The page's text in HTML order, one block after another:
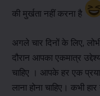
की मुर्खता नहीं करना है
अगले चार दिनों के लिए,
दौरान आपका एकमात्र
चाहिए । आपके हर एक
लाना होना चाहिए। कभी